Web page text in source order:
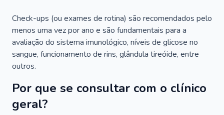
Check-ups (ou exames de rotina) são recomendados pelo
menos uma vez por ano e são fundamentais para a
avaliação do sistema imunológico, níveis de glicose no
sangue, funcionamento de rins, glândula tireóide, entre
outros.
Por que se consultar com o clínico
geral?